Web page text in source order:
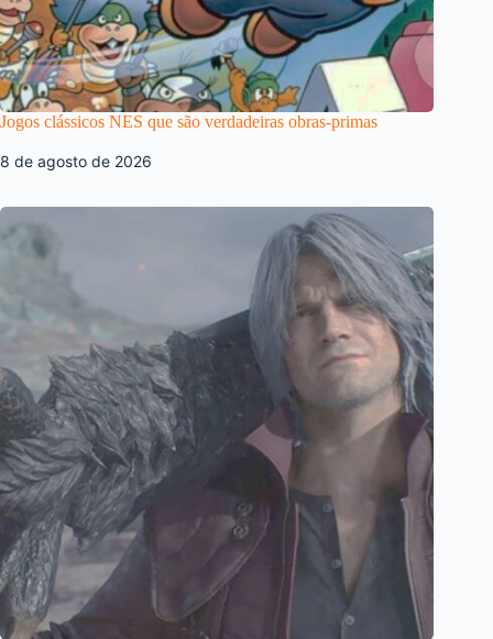
Jogos clássicos NES que são verdadeiras obras-primas
8 de agosto de 2026